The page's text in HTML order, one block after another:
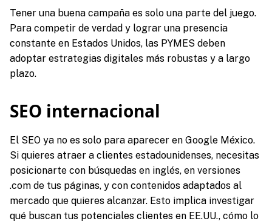
Tener una buena campaña es solo una parte del juego.
Para competir de verdad y lograr una presencia
constante en Estados Unidos, las PYMES deben
adoptar estrategias digitales más robustas y a largo
plazo.
SEO internacional
El SEO ya no es solo para aparecer en Google México.
Si quieres atraer a clientes estadounidenses, necesitas
posicionarte con búsquedas en inglés, en versiones
.com de tus páginas, y con contenidos adaptados al
mercado que quieres alcanzar. Esto implica investigar
qué buscan tus potenciales clientes en EE.UU., cómo lo